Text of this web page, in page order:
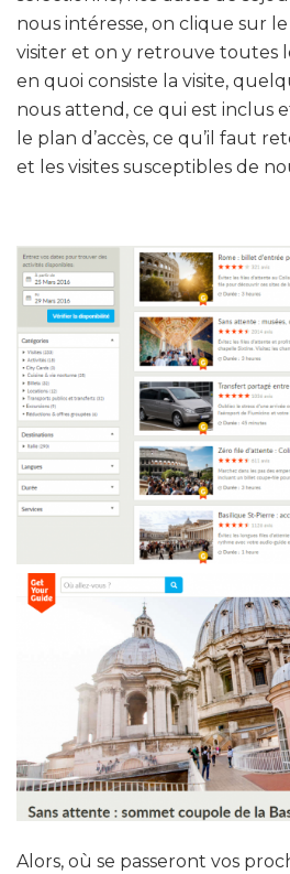
nous intéresse, on clique sur
visiter et on y retrouve toutes
en quoi consiste la visite,
nous attend, ce qui est inclus
le plan d’accès, ce qu’il faut
et les visites susceptibles de
Alors, où se passeront vos